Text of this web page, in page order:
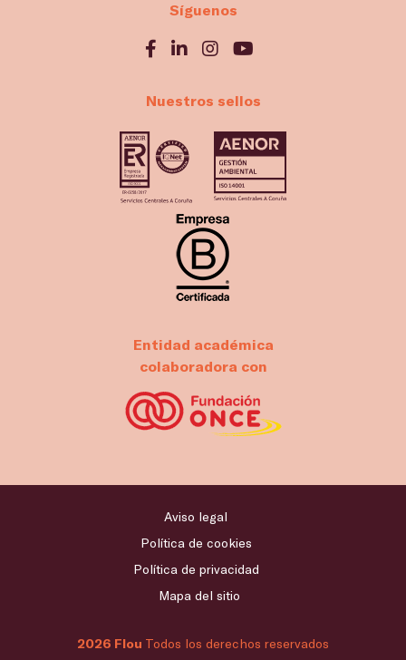
Síguenos
Nuestros sellos
Entidad académica
colaboradora con
2026 Flou Todos los derechos reservados
Aviso legal
Política de cookies
Política de privacidad
Mapa del sitio